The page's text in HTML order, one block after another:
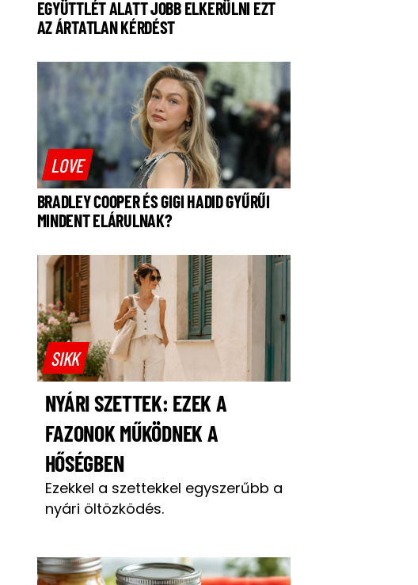
EGYÜTTLÉT ALATT JOBB ELKERÜLNI EZT
AZ ÁRTATLAN KÉRDÉST
LOVE
BRADLEY COOPER ÉS GIGI HADID GYŰRŰI
MINDENT ELÁRULNAK?
SIKK
NYÁRI SZETTEK: EZEK A
FAZONOK MŰKÖDNEK A
HŐSÉGBEN
Ezekkel a szettekkel egyszerűbb a
nyári öltözködés.